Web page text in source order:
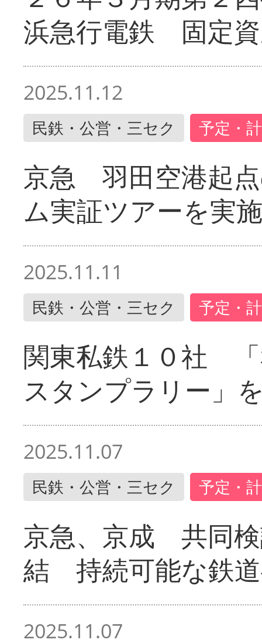
浜急行電鉄 固定
2025.11.12
民鉄・公営・三セク 予定・
京急 羽田空港起
ム実証ツアーを実施
2025.11.11
民鉄・公営・三セク 予定・
関東私鉄１０社
スタンプラリー」
2025.11.07
民鉄・公営・三セク 予定・
京急、京成 共同
結 持続可能な鉄
2025.11.07